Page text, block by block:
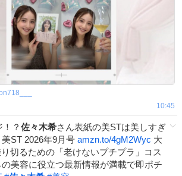
10:45
？ 佐々木希さん表紙の美STは美しすぎ
ST 2026年9月号 amzn.to/4gM2Wyc 大
切るための「老けないプチプラ」コス
の美容に役立つ最新情報が満載で即ポチ